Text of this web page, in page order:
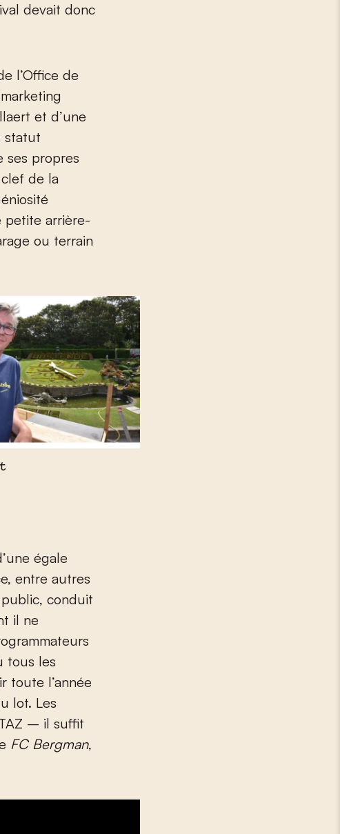
devait donc
l’Office de
et d’une
statut
ses propres
de la
petite arrière-
ou terrain
égale
entre autres
conduit
il ne
tous les
toute l’année
lot. Les
– il suffit
FC Bergman,